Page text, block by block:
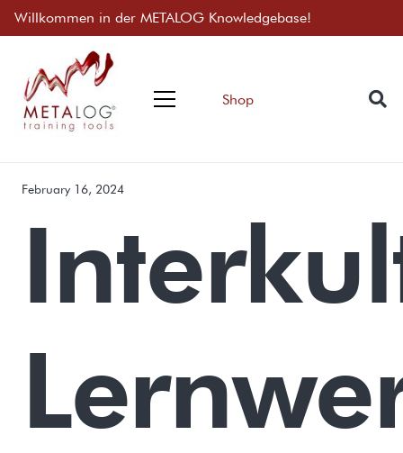
Willkommen in der METALOG Knowledgebase!
Shop
February 16, 2024